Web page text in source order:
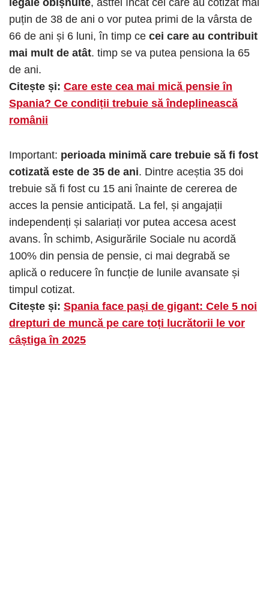
puțin de 38 de ani o vor putea primi de la vârsta de
66 de ani și 6 luni, în timp ce cei care au contribuit
mai mult de atât. timp se va putea pensiona la 65
de ani.
Citește și: Care este cea mai mică pensie în
Spania? Ce condiții trebuie să îndeplinească
românii
Important: perioada minimă care trebuie să fi fost
cotizată este de 35 de ani. Dintre aceștia 35 doi
trebuie să fi fost cu 15 ani înainte de cererea de
acces la pensie anticipată. La fel, și angajații
independenți și salariați vor putea accesa acest
avans. În schimb, Asigurările Sociale nu acordă
100% din pensia de pensie, ci mai degrabă se
aplică o reducere în funcție de lunile avansate și
timpul cotizat.
Citește și: Spania face pași de gigant: Cele 5 noi
drepturi de muncă pe care toți lucrătorii le vor
câștiga în 2025